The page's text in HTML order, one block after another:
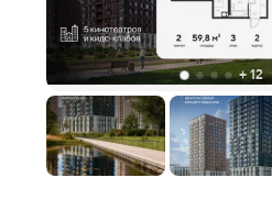
+12